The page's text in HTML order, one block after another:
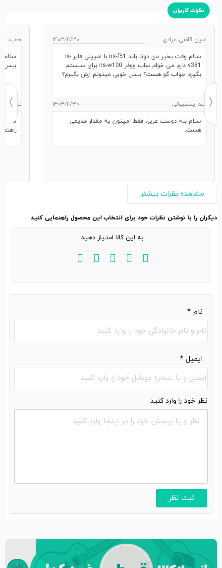
نظرات کاربران
امین قاضی مرادی ۱۴۰۳/۱۱/۳۰
سلام وقت بخیر من دوتا باند ns-f51 با امپیلی فایر rx-
v381 دارم می خوام ساب ووفر ns-w100 برای سیستم
بگیزم جواب گو هست؟ بیس خوبی میتونم ازش بگیرم؟
تیم پشتیبانی ۱۴۰۳/۱۱/۳۰
سلام بله دوست عزیز، فقط امپتون یه مقدار قدیمی
هست.
حمید
سلام.
بیس
تیم
سلام
مشاهده نظرات بیشتر
دیگران را با نوشتن نظرات خود برای انتخاب این محصول راهنمایی کنید
نام *
ایمیل *
به این کالا امتیاز دهید